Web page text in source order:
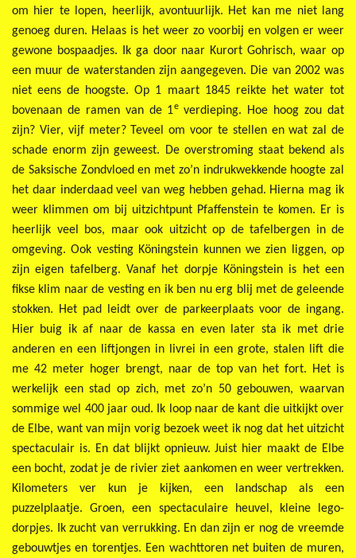
om hier te lopen, heerlijk, avontuurlijk. Het kan me niet lang
genoeg duren. Helaas is het weer zo voorbij en volgen er weer
gewone bospaadjes. Ik ga door naar Kurort Gohrisch, waar op
een muur de waterstanden zijn aangegeven. Die van 2002 was
niet eens de hoogste. Op 1 maart 1845 reikte het water tot
bovenaan de ramen van de 1everdieping. Hoe hoog zou dat
zijn? Vier, vijf meter? Teveel om voor te stellen en wat zal de
schade enorm zijn geweest. De overstroming staat bekend als
de Saksische Zondvloed en met zo’n indrukwekkende hoogte zal
het daar inderdaad veel van weg hebben gehad. Hierna mag ik
weer klimmen om bij uitzichtpunt Pfaffenstein te komen. Er is
heerlijk veel bos, maar ook uitzicht op de tafelbergen in de
omgeving. Ook vesting Köningstein kunnen we zien liggen, op
zijn eigen tafelberg. Vanaf het dorpje Köningstein is het een
fikse klim naar de vesting en ik ben nu erg blij met de geleende
stokken. Het pad leidt over de parkeerplaats voor de ingang.
Hier buig ik af naar de kassa en even later sta ik met drie
anderen en een liftjongen in livrei in een grote, stalen lift die
me 42 meter hoger brengt, naar de top van het fort. Het is
werkelijk een stad op zich, met zo’n 50 gebouwen, waarvan
sommige wel 400 jaar oud. Ik loop naar de kant die uitkijkt over
de Elbe, want van mijn vorig bezoek weet ik nog dat het uitzicht
spectaculair is. En dat blijkt opnieuw. Juist hier maakt de Elbe
een bocht, zodat je de rivier ziet aankomen en weer vertrekken.
Kilometers ver kun je kijken, een landschap als een
puzzelplaatje. Groen, een spectaculaire heuvel, kleine lego-
dorpjes. Ik zucht van verrukking. En dan zijn er nog de vreemde
gebouwtjes en torentjes. Een wachttoren net buiten de muren,